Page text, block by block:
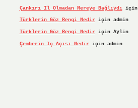
Çankırı Il Olmadan Nereye Bağlıydıiçin
Türklerin Göz Rengi Nediriçin admin
Türklerin Göz Rengi Nediriçin Aylin
Çemberin Iç Açısı Nediriçin admin